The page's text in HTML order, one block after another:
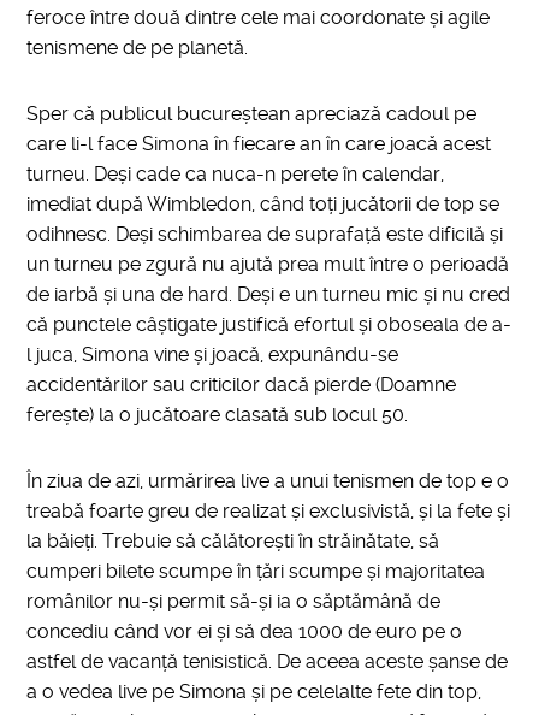
feroce între două dintre cele mai coordonate și agile
tenismene de pe planetă.
Sper că publicul bucureștean apreciază cadoul pe
care li-l face Simona în fiecare an în care joacă acest
turneu. Deși cade ca nuca-n perete în calendar,
imediat după Wimbledon, când toți jucătorii de top se
odihnesc. Deși schimbarea de suprafață este dificilă și
un turneu pe zgură nu ajută prea mult între o perioadă
de iarbă și una de hard. Deși e un turneu mic și nu cred
că punctele câștigate justifică efortul și oboseala de a-
l juca, Simona vine și joacă, expunându-se
accidentărilor sau criticilor dacă pierde (Doamne
ferește) la o jucătoare clasată sub locul 50.
În ziua de azi, urmărirea live a unui tenismen de top e o
treabă foarte greu de realizat și exclusivistă, și la fete și
la băieți. Trebuie să călătorești în străinătate, să
cumperi bilete scumpe în țări scumpe și majoritatea
românilor nu-și permit să-și ia o săptămână de
concediu când vor ei și să dea 1000 de euro pe o
astfel de vacanță tenisistică. De aceea aceste șanse de
a o vedea live pe Simona și pe celelalte fete din top,